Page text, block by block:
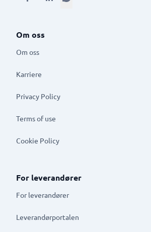
Om oss
Om oss
Karriere
Privacy Policy
Terms of use
Cookie Policy
For leverandører
For leverandører
Leverandørportalen